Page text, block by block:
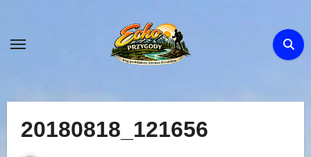
content
20180818_121656